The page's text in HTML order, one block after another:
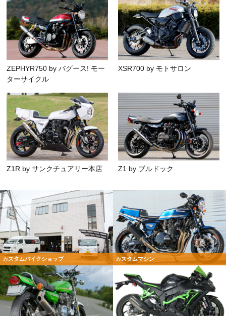
ZEPHYR750 by バグース! モー
ターサイクル
XSR700 by モトサロン
Z1R by サンクチュアリー本店 Z1 by ブルドック
カスタムバイクショップ カスタムマシン